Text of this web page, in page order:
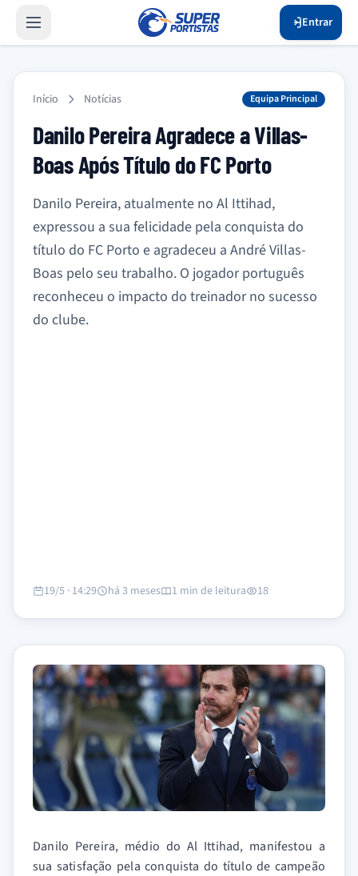
Entrar
Início Notícias Equipa Principal
Danilo Pereira Agradece a Villas-
Boas Após Título do FC Porto
Danilo Pereira, atualmente no Al Ittihad,
expressou a sua felicidade pela conquista do
título do FC Porto e agradeceu a André Villas-
Boas pelo seu trabalho. O jogador português
reconheceu o impacto do treinador no sucesso
do clube.
19/5 · 14:29 há 3 meses 1 min de leitura 18
Danilo Pereira, médio do Al Ittihad, manifestou a
sua satisfação pela conquista do título de campeão